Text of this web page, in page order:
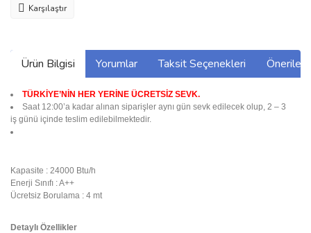
Karşılaştır
Ürün Bilgisi Yorumlar Taksit Seçenekleri
TÜRKİYE’NİN HER YERİNE ÜCRETSİZ SEVK.
Saat 12:00’a kadar alınan siparişler aynı gün sevk edilecek olup, 2 – 3
iş günü içinde teslim edilebilmektedir.
Kapasite : 24000 Btu/h
Enerji Sınıfı : A++
Ücretsiz Borulama : 4 mt
Detaylı Özellikler